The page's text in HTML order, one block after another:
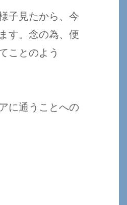
子見たから、今
す。念の為、便
ことのよう
に通うことへの